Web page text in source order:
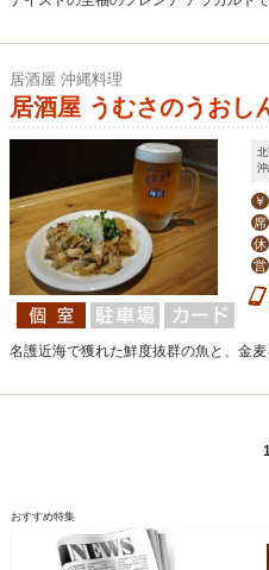
居酒屋 沖縄料理
居酒屋 うむさのうおし
￥
席
休
営
名護近海で獲れた鮮度抜群の魚と、金麦
1
おすすめ特集